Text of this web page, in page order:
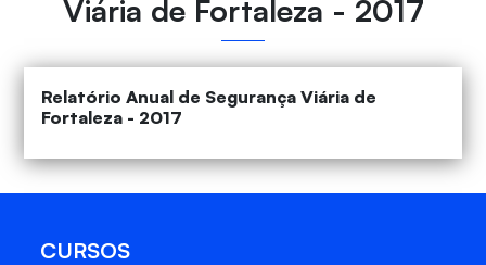
Viária de Fortaleza - 2017
Relatório Anual de Segurança Viária de
Fortaleza - 2017
CURSOS